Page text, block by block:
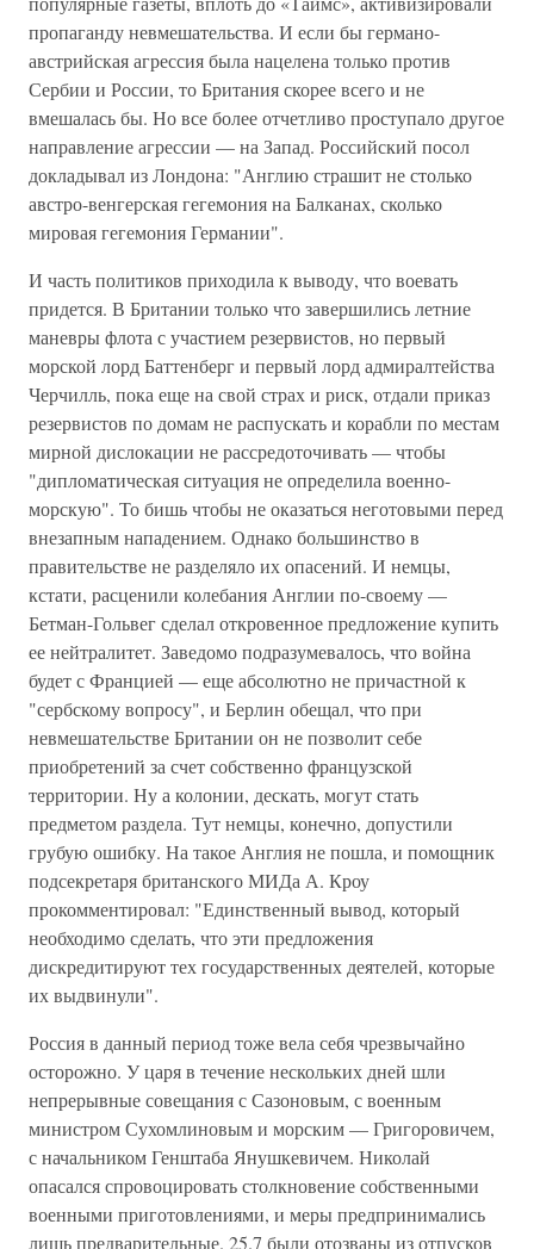
пропаганду невмешательства. И если бы германо-
австрийская агрессия была нацелена только против
Сербии и России, то Британия скорее всего и не
вмешалась бы. Но все более отчетливо проступало другое
направление агрессии — на Запад. Российский посол
докладывал из Лондона: "Англию страшит не столько
австро-венгерская гегемония на Балканах, сколько
мировая гегемония Германии".
И часть политиков приходила к выводу, что воевать
придется. В Британии только что завершились летние
маневры флота с участием резервистов, но первый
морской лорд Баттенберг и первый лорд адмиралтейства
Черчилль, пока еще на свой страх и риск, отдали приказ
резервистов по домам не распускать и корабли по местам
мирной дислокации не рассредоточивать — чтобы
"дипломатическая ситуация не определила военно-
морскую". То бишь чтобы не оказаться неготовыми перед
внезапным нападением. Однако большинство в
правительстве не разделяло их опасений. И немцы,
кстати, расценили колебания Англии по-своему —
Бетман-Гольвег сделал откровенное предложение купить
ее нейтралитет. Заведомо подразумевалось, что война
будет с Францией — еще абсолютно не причастной к
"сербскому вопросу", и Берлин обещал, что при
невмешательстве Британии он не позволит себе
приобретений за счет собственно французской
территории. Ну а колонии, дескать, могут стать
предметом раздела. Тут немцы, конечно, допустили
грубую ошибку. На такое Англия не пошла, и помощник
подсекретаря британского МИДа А. Кроу
прокомментировал: "Единственный вывод, который
необходимо сделать, что эти предложения
дискредитируют тех государственных деятелей, которые
их выдвинули".
Россия в данный период тоже вела себя чрезвычайно
осторожно. У царя в течение нескольких дней шли
непрерывные совещания с Сазоновым, с военным
министром Сухомлиновым и морским — Григоровичем,
с начальником Генштаба Янушкевичем. Николай
опасался спровоцировать столкновение собственными
военными приготовлениями, и меры предпринимались
лишь предварительные. 25.7 были отозваны из отпусков